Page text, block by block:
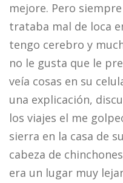
mejore. Pero
trataba mal de loca
tengo cerebro y
no le gusta que le
veía cosas en su
una explicación,
los viajes el me
sierra en la casa de
cabeza de
era un lugar muy